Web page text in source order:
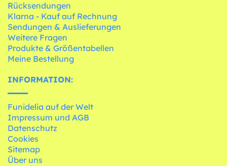
Rücksendungen
Klarna - Kauf auf Rechnung
Sendungen & Auslieferungen
Weitere Fragen
Produkte & Größentabellen
Meine Bestellung
INFORMATION:
Funidelia auf der Welt
Impressum und AGB
Datenschutz
Cookies
Sitemap
Über uns